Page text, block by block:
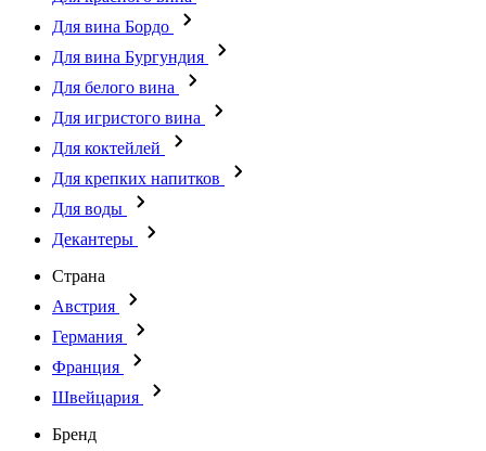
Для вина Бордо
Для вина Бургундия
Для белого вина
Для игристого вина
Для коктейлей
Для крепких напитков
Для воды
Декантеры
Страна
Австрия
Германия
Франция
Швейцария
Бренд